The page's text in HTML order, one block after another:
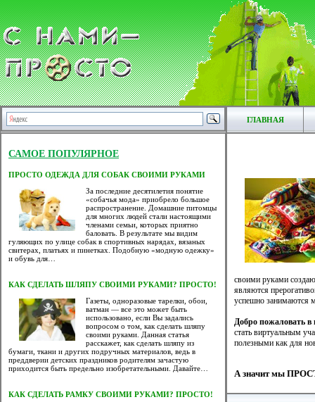
ГЛАВНАЯ
САМОЕ ПОПУЛЯРНОЕ
ПРОСТО ОДЕЖДА ДЛЯ СОБАК СВОИМИ РУКАМИ
За последние десятилетия понятие
«собачья мода» приобрело большое
распространение. Домашние питомцы
для многих людей стали настоящими
членами семьи, которых приятно
баловать. В результате мы видим
гуляющих по улице собак в спортивных нарядах, вязаных
свитерах, платьях и пинетках. Подобную «модную одежку»
и обувь для…
КАК СДЕЛАТЬ ШЛЯПУ СВОИМИ РУКАМИ? ПРОСТО!
Газеты, одноразовые тарелки, обои,
ватман — все это может быть
использовано, если Вы задались
вопросом о том, как сделать шляпу
своими руками. Данная статья
расскажет, как сделать шляпу из
бумаги, ткани и других подручных материалов, ведь в
преддверии детских праздников родителям зачастую
приходится быть предельно изобретательными. Давайте…
КАК СДЕЛАТЬ РАМКУ СВОИМИ РУКАМИ? ПРОСТО!
своими руками
являются
успешно занимаются
Добро пожаловать в
стать виртуальным
полезными как для
А значит мы